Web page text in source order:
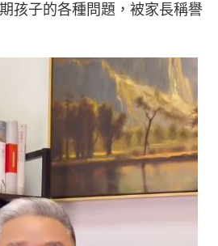
孩子的各種問題，被家長稱譽